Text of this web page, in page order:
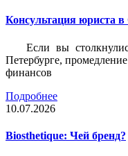
Консультация юриста
Если вы
Петербурге,
финансов
Подробнее
10.07.2026
Biosthetique: Чей бренд?